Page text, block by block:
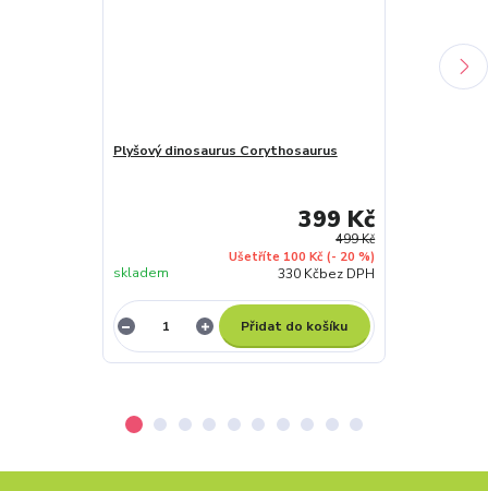
Plyšový dinosaurus Corythosaurus
499 Kč
Ušetříte 100 Kč (- 20 %)
399 Kč
330 Kčbez DPH
skladem
Přidat do košíku